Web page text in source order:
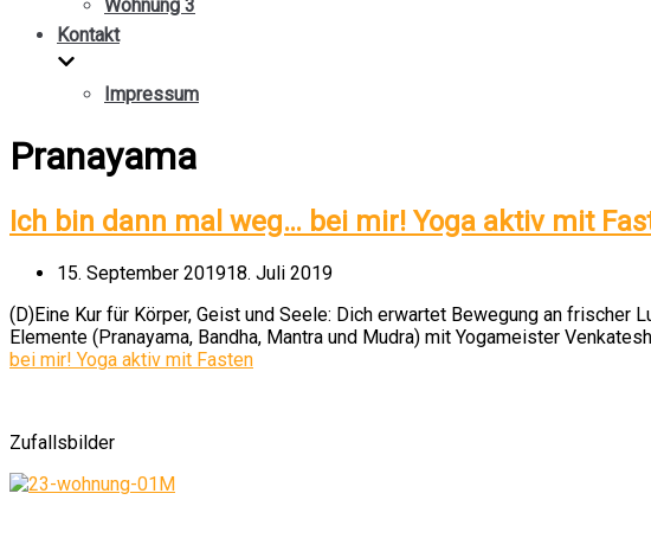
Wohnung 3
Kontakt
Impressum
Pranayama
Ich bin dann mal weg… bei mir! Yoga aktiv mit
15. September 201918. Juli 2019
(D)Eine Kur für Körper, Geist und Seele: Dich erwartet Bewegung an frischer
Elemente (Pranayama, Bandha, Mantra und Mudra) mit Yogameister
bei mir! Yoga aktiv mit Fasten
Zufallsbilder